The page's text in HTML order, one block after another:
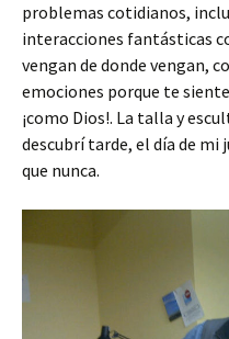
problemas cotidianos,
interacciones fantásticas
vengan de donde vengan,
emociones porque te
¡como Dios!. La talla y
descubrí tarde, el día de
que nunca.